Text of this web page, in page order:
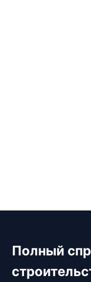
Полный